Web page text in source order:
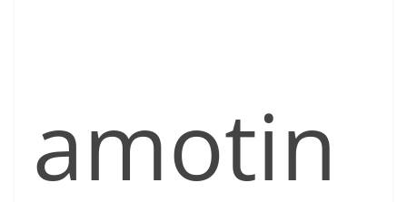
amotin